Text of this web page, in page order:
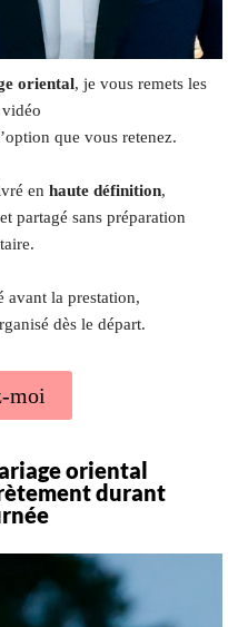
oriental, je vous remets les
que vous retenez.
en haute définition,
partagé sans préparation
avant la prestation,
dès le départ.
moi
oriental
durant